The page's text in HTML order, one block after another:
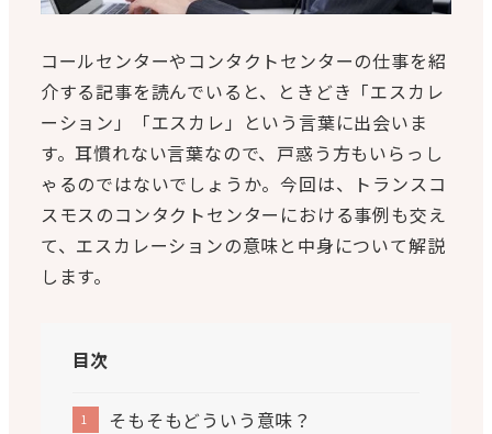
コールセンターやコンタクトセンターの仕事を紹
介する記事を読んでいると、ときどき「エスカレ
ーション」「エスカレ」という言葉に出会いま
す。耳慣れない言葉なので、戸惑う方もいらっし
ゃるのではないでしょうか。今回は、トランスコ
スモスのコンタクトセンターにおける事例も交え
て、エスカレーションの意味と中身について解説
します。
目次
そもそもどういう意味？